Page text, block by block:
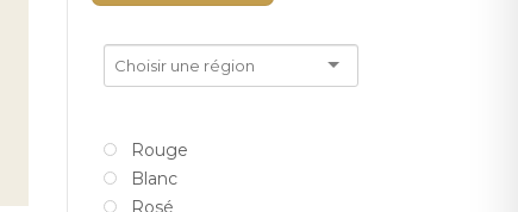
Rouge
Blanc
Rosé